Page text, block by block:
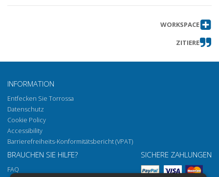
WORKSPACE
ZITIERE
INFORMATION
Entfecken Sie Torrossa
Datenschutz
Cookie Policy
Accessibility
Barrierefreiheits-Konformitätsbericht (VPAT)
BRAUCHEN SIE HILFE?
FAQ
SICHERE ZAHLUNGEN